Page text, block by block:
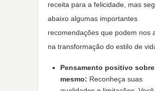
receita para a felicidade, mas
abaixo algumas importantes
recomendações que podem nos
na transformação do estilo de
Pensamento positivo
mesmo: Reconheça suas